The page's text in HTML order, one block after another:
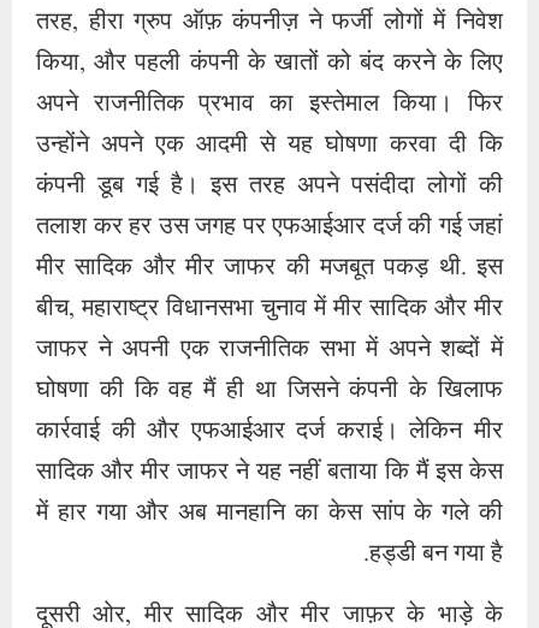
तरह, हीरा ग्रुप ऑफ़ कंपनीज़ ने फर्जी लोगों में निवेश
किया, और पहली कंपनी के खातों को बंद करने के लिए
अपने राजनीतिक प्रभाव का इस्तेमाल किया। फिर
उन्होंने अपने एक आदमी से यह घोषणा करवा दी कि
कंपनी डूब गई है। इस तरह अपने पसंदीदा लोगों की
तलाश कर हर उस जगह पर एफआईआर दर्ज की गई जहां
मीर सादिक और मीर जाफर की मजबूत पकड़ थी. इस
बीच, महाराष्ट्र विधानसभा चुनाव में मीर सादिक और मीर
जाफर ने अपनी एक राजनीतिक सभा में अपने शब्दों में
घोषणा की कि वह मैं ही था जिसने कंपनी के खिलाफ
कार्रवाई की और एफआईआर दर्ज कराई। लेकिन मीर
सादिक और मीर जाफर ने यह नहीं बताया कि मैं इस केस
में हार गया और अब मानहानि का केस सांप के गले की
हड्डी बन गया है.
दूसरी ओर, मीर सादिक और मीर जाफ़र के भाड़े के